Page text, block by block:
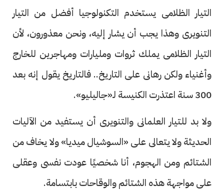
التيار الظلامى يستخدم التكنولوجيا أفضل من التيار
التنويرى وهذا يجب أن يشار إليه، ونحن معذورون، لأن
التيار الظلامى يملك ثروات ومليارات ومهاجرين للخارج
وأغنياء ولكن رهانى على التاريخ.. فالتاريخ يقول إنه بعد
300 سنة اعتذرت الكنيسة لـ«جاليليو».
ولا بد للتيار العلمانى والتنويرى أن يستفيد من الآليات
الحديثة ولا يتعالى على «السوشيال ميديا» ولا يخاف من
الشتائم ومن الهجوم، أنا شخصيًا عودت نفسى وعقلى
على مواجهة هذه الشتائم والوقاحات بابتسامة.